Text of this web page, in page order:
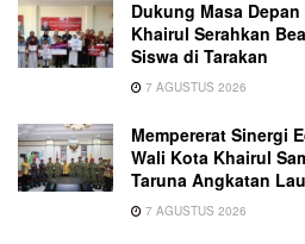
Dukung Masa
Khairul Serahkan
Siswa di Tarakan
7 AGUSTUS 2026
Mempererat Sinergi
Wali Kota Khairul
Taruna Angkatan
7 AGUSTUS 2026